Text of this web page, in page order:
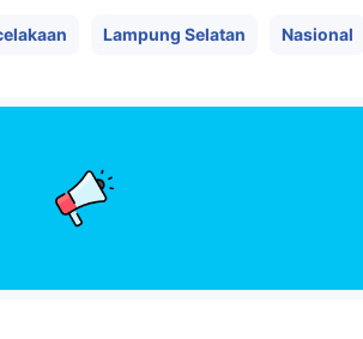
Lampung Selatan Nasional